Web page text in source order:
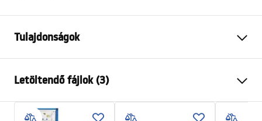
Tulajdonságok
Öblítőrendszer
Szín
Fekete , Fekete/Arany
Letöltendő fájlok (3)
Atest